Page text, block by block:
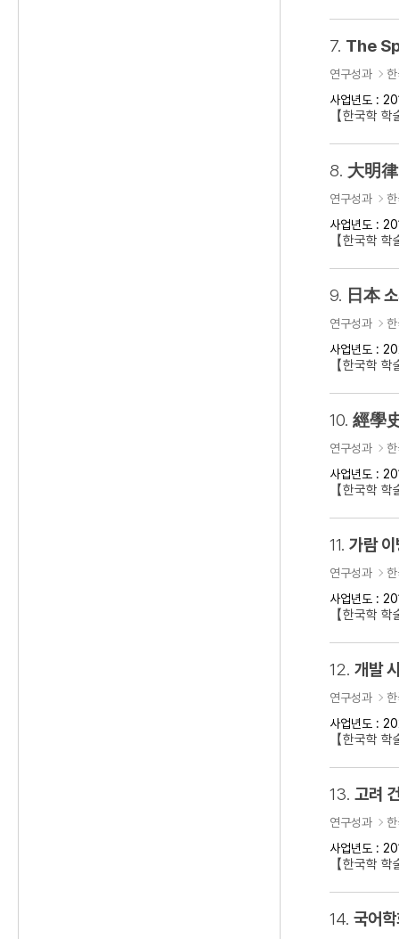
7. The
연구성과
사업년도 :
【한국학
8. 大明律
연구성과
사업년도 :
【한국학
9. 日本
연구성과
사업년도 :
【한국학
10. 經學
연구성과
사업년도 :
【한국학
11. 가람
연구성과
사업년도 :
【한국학
12. 개발
연구성과
사업년도 :
【한국학
13. 고려
연구성과
사업년도 :
【한국학
14. 국어